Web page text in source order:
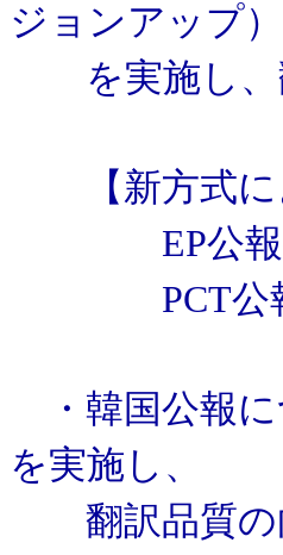
ジョンアップ
を実施し、
【新方式に
EP公報発行
PCT公報発
・韓国公報に
を実施し、
翻訳品質の